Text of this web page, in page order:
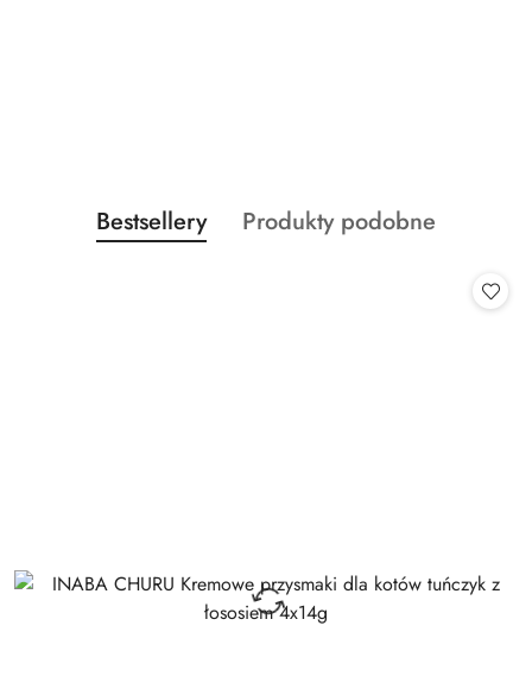
Pomiń karuzelę produktów
Produkty
o
Bestsellery
Produkty
Produkty podobne